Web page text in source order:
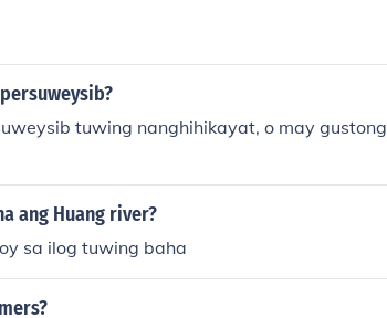
tuwing nanghihikayat, o may gustong
ang Huang river?
Dahil sa kulay dilaw na putik na dumadaloy sa ilog tuwing baha